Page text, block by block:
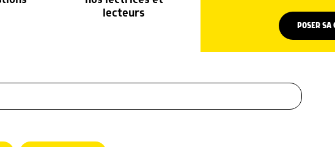
lecteurs
POSER SA